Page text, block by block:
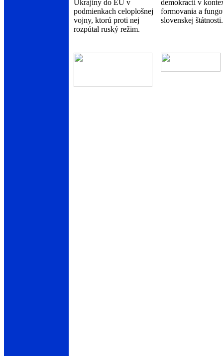
Ukrajiny do EÚ v
podmienkach celoplošnej
vojny, ktorú proti nej
rozpútal ruský režim.
demokracii v
formovania a
slovenskej štátnosti.